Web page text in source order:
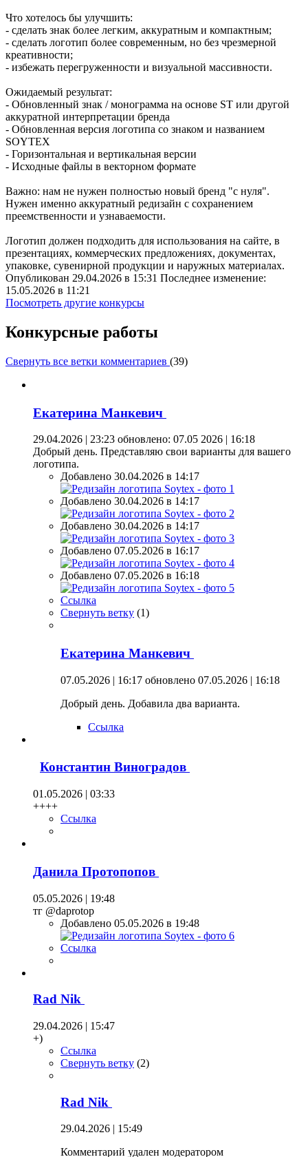
Что хотелось бы улучшить:
- сделать знак более легким, аккуратным и компактным;
- сделать логотип более современным, но без чрезмерной
креативности;
- избежать перегруженности и визуальной массивности.
Ожидаемый результат:
- Обновленный знак / монограмма на основе ST или другой
аккуратной интерпретации бренда
- Обновленная версия логотипа со знаком и названием
SOYTEX
- Горизонтальная и вертикальная версии
- Исходные файлы в векторном формате
Важно: нам не нужен полностью новый бренд "с нуля".
Нужен именно аккуратный редизайн с сохранением
преемственности и узнаваемости.
Логотип должен подходить для использования на сайте, в
презентациях, коммерческих предложениях, документах,
упаковке, сувенирной продукции и наружных материалах.
Опубликован 29.04.2026 в 15:31 Последнее изменение:
15.05.2026 в 11:21
Посмотреть другие конкурсы
Конкурсные работы
Свернуть все ветки комментариев (39)
Екатерина Манкевич
29.04.2026 | 23:23 обновлено: 07.05 2026 | 16:18
Добрый день. Представляю свои варианты для вашего
логотипа.
Добавлено 30.04.2026 в 14:17
Добавлено 30.04.2026 в 14:17
Добавлено 30.04.2026 в 14:17
Добавлено 07.05.2026 в 16:17
Добавлено 07.05.2026 в 16:18
Ссылка
Свернуть ветку (1)
Екатерина Манкевич
07.05.2026 | 16:17 обновлено 07.05.2026 | 16:18
Добрый день. Добавила два варианта.
Ссылка
Константин Виноградов
01.05.2026 | 03:33
++++
Ссылка
Данила Протопопов
05.05.2026 | 19:48
тг @daprotop
Добавлено 05.05.2026 в 19:48
Ссылка
Rad Nik
29.04.2026 | 15:47
+)
Ссылка
Свернуть ветку (2)
Rad Nik
29.04.2026 | 15:49
Комментарий удален модератором